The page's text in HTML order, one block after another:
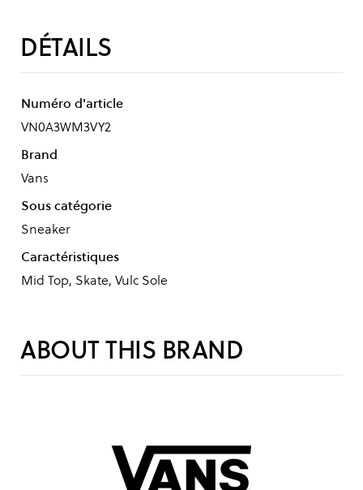
DÉTAILS
Numéro d'article
VN0A3WM3VY2
Brand
Vans
Sous catégorie
Sneaker
Caractéristiques
Mid Top, Skate, Vulc Sole
ABOUT THIS BRAND